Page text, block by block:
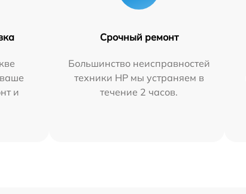
и
Срочный ремонт
Большинство неисправностей
техники HP мы устраняем в
течение 2 часов.